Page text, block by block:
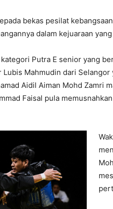
bekas pesilat
dalam kejuaraan
Putra E senior yang
Lubis Mahmudin dari
Aidil Aiman Mohd Zamri
Faisal pula